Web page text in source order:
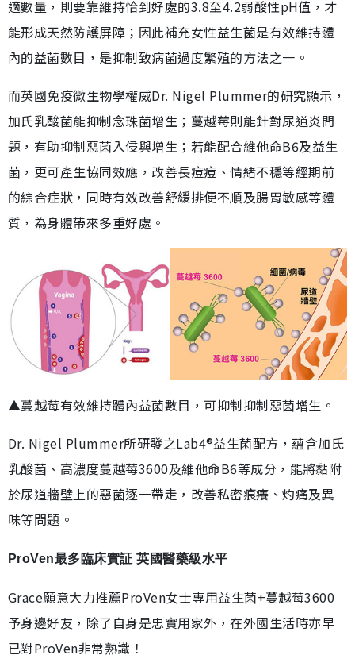
適數量，則要靠維持恰到好處的3.8至4.2弱酸性pH值，才
能形成天然防護屏障；因此補充女性益生菌是有效維持體
內的益菌數目，是抑制致病菌過度繁殖的方法之一。
而英國免疫微生物學權威Dr. Nigel Plummer的研究顯示，
加氏乳酸菌能抑制念珠菌增生；蔓越莓則能針對尿道炎問
題，有助抑制惡菌入侵與增生；若能配合維他命B6及益生
菌，更可產生協同效應，改善長痘痘、情緒不穩等經期前
的綜合症狀，同時有效改善舒緩排便不順及腸胃敏感等體
質，為身體帶來多重好處。
▲蔓越莓有效維持體內益菌數目，可抑制抑制惡菌增生。
Dr. Nigel Plummer所研發之Lab4®益生菌配方，蘊含加氏
乳酸菌、高濃度蔓越莓3600及維他命B6等成分，能將黏附
於尿道牆壁上的惡菌逐一帶走，改善私密痕癢、灼痛及異
味等問題。
ProVen最多臨床實証 英國醫藥級水平
Grace願意大力推薦ProVen女士專用益生菌+蔓越莓3600
予身邊好友，除了自身是忠實用家外，在外國生活時亦早
已對ProVen非常熟識！